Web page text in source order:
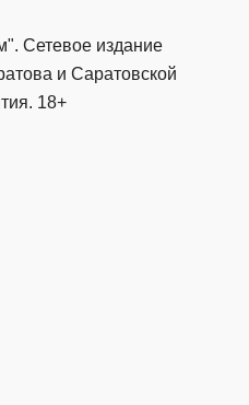
Сетевое издание
и Саратовской
18+